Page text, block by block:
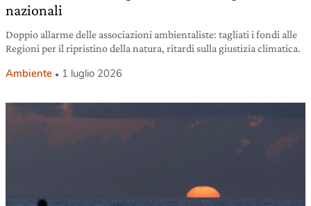
nazionali
Doppio allarme delle associazioni ambientaliste: tagliati i fondi alle
Regioni per il ripristino della natura, ritardi sulla giustizia climatica.
Ambiente 1 luglio 2026